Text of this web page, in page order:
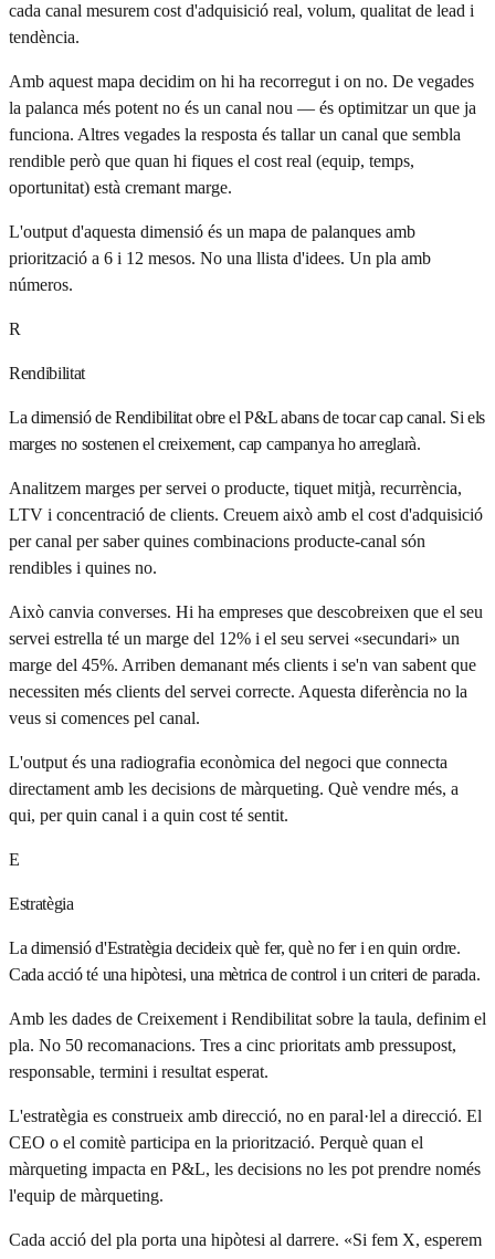
cada canal mesurem cost d'adquisició real, volum, qualitat de lead i
tendència.
Amb aquest mapa decidim on hi ha recorregut i on no. De vegades
la palanca més potent no és un canal nou — és optimitzar un que ja
funciona. Altres vegades la resposta és tallar un canal que sembla
rendible però que quan hi fiques el cost real (equip, temps,
oportunitat) està cremant marge.
L'output d'aquesta dimensió és un mapa de palanques amb
priorització a 6 i 12 mesos. No una llista d'idees. Un pla amb
números.
R
Rendibilitat
La dimensió de Rendibilitat obre el P&L abans de tocar cap canal. Si els
marges no sostenen el creixement, cap campanya ho arreglarà.
Analitzem marges per servei o producte, tiquet mitjà, recurrència,
LTV i concentració de clients. Creuem això amb el cost d'adquisició
per canal per saber quines combinacions producte-canal són
rendibles i quines no.
Això canvia converses. Hi ha empreses que descobreixen que el seu
servei estrella té un marge del 12% i el seu servei «secundari» un
marge del 45%. Arriben demanant més clients i se'n van sabent que
necessiten més clients del servei correcte. Aquesta diferència no la
veus si comences pel canal.
L'output és una radiografia econòmica del negoci que connecta
directament amb les decisions de màrqueting. Què vendre més, a
qui, per quin canal i a quin cost té sentit.
E
Estratègia
La dimensió d'Estratègia decideix què fer, què no fer i en quin ordre.
Cada acció té una hipòtesi, una mètrica de control i un criteri de parada.
Amb les dades de Creixement i Rendibilitat sobre la taula, definim el
pla. No 50 recomanacions. Tres a cinc prioritats amb pressupost,
responsable, termini i resultat esperat.
L'estratègia es construeix amb direcció, no en paral·lel a direcció. El
CEO o el comitè participa en la priorització. Perquè quan el
màrqueting impacta en P&L, les decisions no les pot prendre només
l'equip de màrqueting.
Cada acció del pla porta una hipòtesi al darrere. «Si fem X, esperem